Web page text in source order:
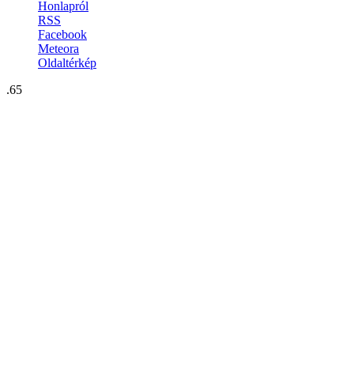
Honlapról
RSS
Facebook
Meteora
Oldaltérkép
.65